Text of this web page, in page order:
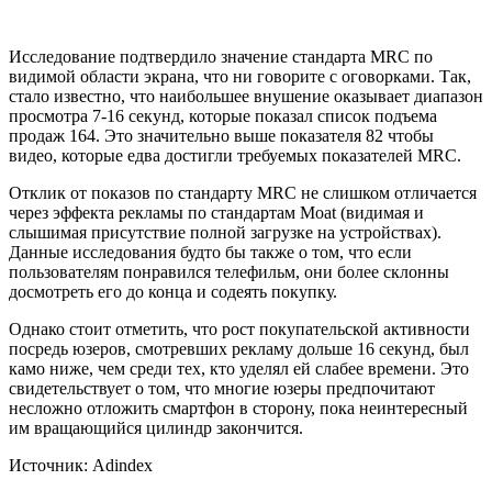
Исследование подтвердило значение стандарта MRC по
видимой области экрана, что ни говорите с оговорками. Так,
стало известно, что наибольшее внушение оказывает диапазон
просмотра 7-16 секунд, которые показал список подъема
продаж 164. Это значительно выше показателя 82 чтобы
видео, которые едва достигли требуемых показателей MRC.
Отклик от показов по стандарту MRC не слишком отличается
через эффекта рекламы по стандартам Moat (видимая и
слышимая присутствие полной загрузке на устройствах).
Данные исследования будто бы также о том, что если
пользователям понравился телефильм, они более склонны
досмотреть его до конца и содеять покупку.
Однако стоит отметить, что рост покупательской активности
посредь юзеров, смотревших рекламу дольше 16 секунд, был
камо ниже, чем среди тех, кто уделял ей слабее времени. Это
свидетельствует о том, что многие юзеры предпочитают
несложно отложить смартфон в сторону, пока неинтересный
им вращающийся цилиндр закончится.
Источник: Adindex